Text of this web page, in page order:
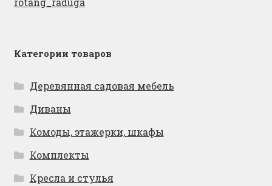
Категории товаров
Деревянная садовая мебель
Диваны
Комоды, этажерки, шкафы
Комплекты
Кресла и стулья